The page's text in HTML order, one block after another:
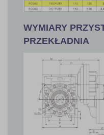
WYMIARY
PRZEKŁADNIA